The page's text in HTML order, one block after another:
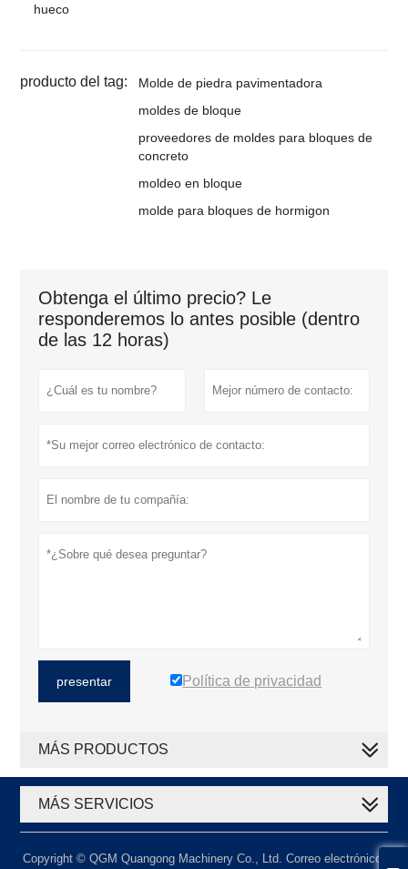
hueco
producto del tag:
Molde de piedra pavimentadora
moldes de bloque
proveedores de moldes para bloques de
concreto
moldeo en bloque
molde para bloques de hormigon
Obtenga el último precio? Le
responderemos lo antes posible (dentro
de las 12 horas)
presentar Política de privacidad
MÁS PRODUCTOS
MÁS SERVICIOS
Copyright © QGM Quangong Machinery Co., Ltd. Correo electrónico: